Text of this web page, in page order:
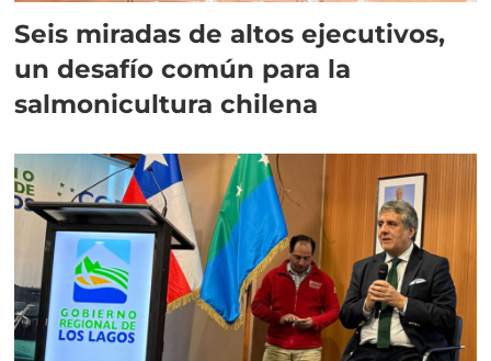
Seis miradas de altos ejecutivos,
un desafío común para la
salmonicultura chilena